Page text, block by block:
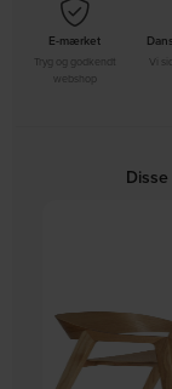
E-mærket
Tryg og godkendt
Vi